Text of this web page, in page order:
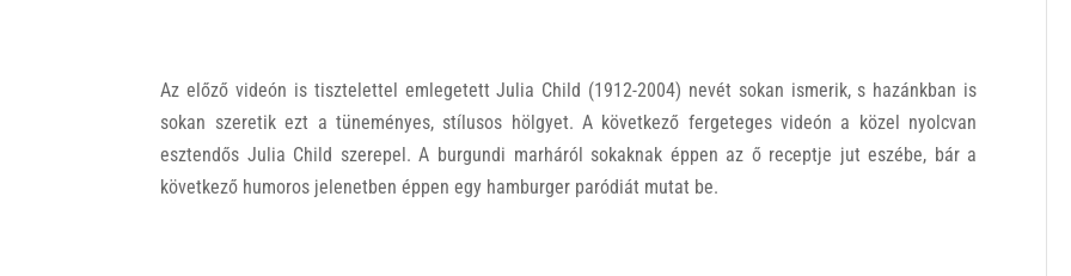
Az előző videón is tisztelettel emlegetett Julia Child (1912-2004) nevét sokan ismerik, s hazánkban is
sokan szeretik ezt a tüneményes, stílusos hölgyet. A következő fergeteges videón a közel nyolcvan
esztendős Julia Child szerepel. A burgundi marháról sokaknak éppen az ő receptje jut eszébe, bár a
következő humoros jelenetben éppen egy hamburger paródiát mutat be.